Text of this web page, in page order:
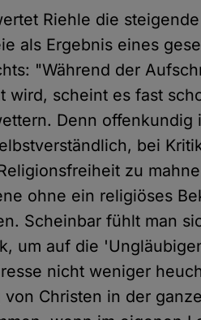
Riehle die
als Ergebnis eines
"Während der
wird, scheint es fast
Denn
bei
zu
ohne ein religiöses
Scheinbar fühlt man
um auf die
nicht weniger
Christen in der